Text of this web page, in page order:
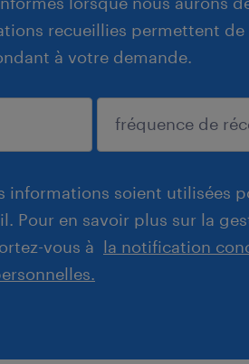
recueillies permettent de
à votre demande.
informations soient utilisées
Pour en savoir plus sur la
vous à la notification